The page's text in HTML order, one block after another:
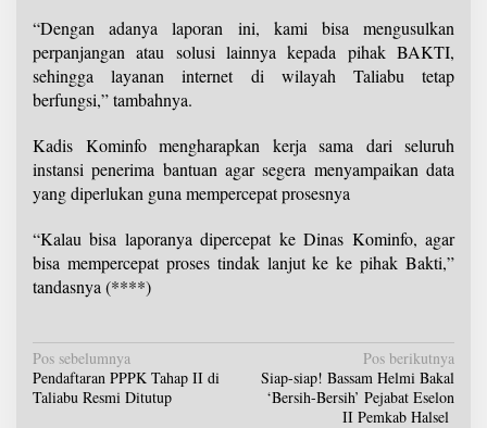
“Dengan adanya laporan ini, kami bisa mengusulkan
perpanjangan atau solusi lainnya kepada pihak BAKTI,
sehingga layanan internet di wilayah Taliabu tetap
berfungsi,” tambahnya.
Kadis Kominfo mengharapkan kerja sama dari seluruh
instansi penerima bantuan agar segera menyampaikan data
yang diperlukan guna mempercepat prosesnya
“Kalau bisa laporanya dipercepat ke Dinas Kominfo, agar
bisa mempercepat proses tindak lanjut ke ke pihak Bakti,”
tandasnya (****)
N
a
v
Pos sebelumnya
Pendaftaran PPPK Tahap II di
Taliabu Resmi Ditutup
Pos berikutnya
Siap-siap! Bassam Helmi Bakal
‘Bersih-Bersih’ Pejabat Eselon
II Pemkab Halsel